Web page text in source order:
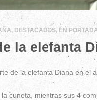
, DESTACADOS, EN PORTADA
la elefanta
de la elefanta Diana en el
cuneta, mientras sus 4